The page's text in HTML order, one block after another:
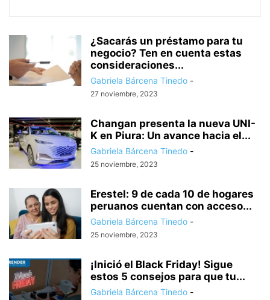
¿Sacarás un préstamo para tu
negocio? Ten en cuenta estas
consideraciones...
Gabriela Bárcena Tinedo -
27 noviembre, 2023
Changan presenta la nueva UNI-
K en Piura: Un avance hacia el...
Gabriela Bárcena Tinedo -
25 noviembre, 2023
Erestel: 9 de cada 10 de hogares
peruanos cuentan con acceso...
Gabriela Bárcena Tinedo -
25 noviembre, 2023
¡Inició el Black Friday! Sigue
estos 5 consejos para que tu...
Gabriela Bárcena Tinedo -